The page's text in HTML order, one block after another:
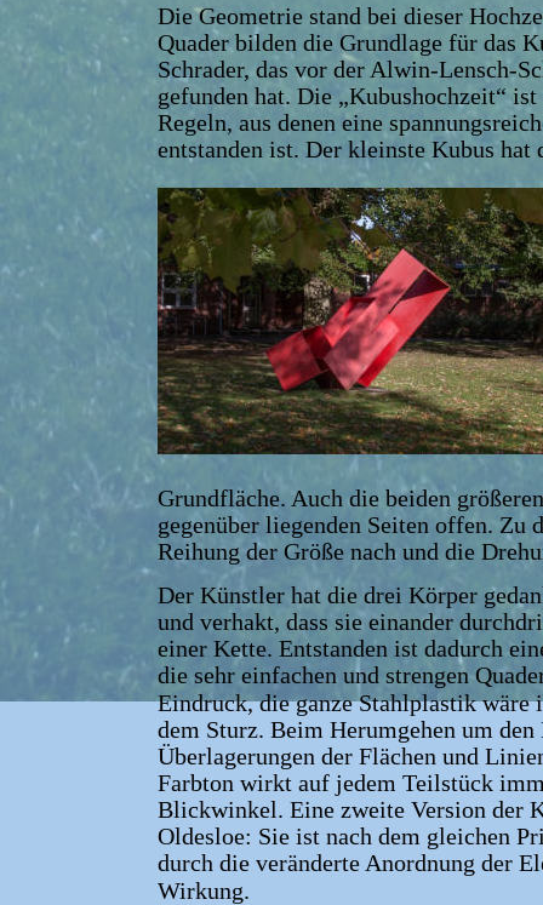
Die Geometrie stand bei dieser
Quader bilden die Grundlage für das
Schrader, das vor der Alwin-Lensch-
gefunden hat. Die „Kubushochzeit“
Regeln, aus denen eine
entstanden ist. Der kleinste Kubus
Grundfläche. Auch die beiden
gegenüber liegenden Seiten offen. Zu
Reihung der Größe nach und die
Der Künstler hat die drei Körper
und verhakt, dass sie einander
einer Kette. Entstanden ist dadurch
die sehr einfachen und strengen
Eindruck, die ganze Stahlplastik
dem Sturz. Beim Herumgehen um
Überlagerungen der Flächen und
Farbton wirkt auf jedem Teilstück
Blickwinkel. Eine zweite Version der
Oldesloe: Sie ist nach dem gleichen
durch die veränderte Anordnung der
Wirkung.